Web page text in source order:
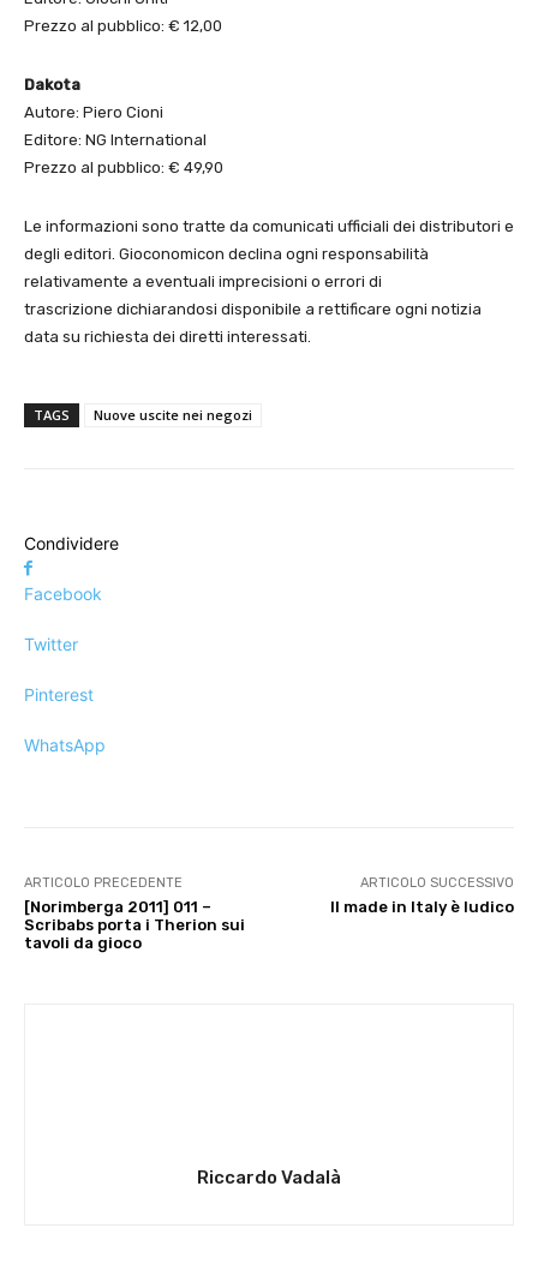
Prezzo al pubblico: € 12,00
Dakota
Autore: Piero Cioni
Editore: NG International
Prezzo al pubblico: € 49,90
Le informazioni sono tratte da comunicati ufficiali dei distributori e
degli editori. Gioconomicon declina ogni responsabilità
relativamente a eventuali imprecisioni o errori di
trascrizione dichiarandosi disponibile a rettificare ogni notizia
data su richiesta dei diretti interessati.
TAGS Nuove uscite nei negozi
Condividere
Facebook
Twitter
Pinterest
WhatsApp
ARTICOLO PRECEDENTE
[Norimberga 2011] 011 –
Scribabs porta i Therion sui
tavoli da gioco
ARTICOLO SUCCESSIVO
Il made in Italy è ludico
Riccardo Vadalà